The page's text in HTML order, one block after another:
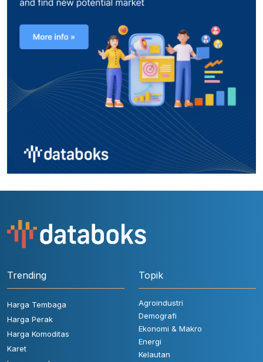
Trending
Harga Tembaga
Harga Perak
Harga Komoditas
Karet
Topik
Agroindustri
Demografi
Ekonomi & Makro
Energi
Kelautan